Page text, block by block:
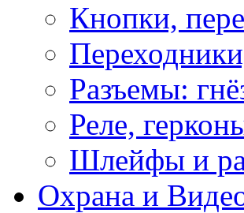
Кнопки,
Разъемы:
Реле,
Шлейфы и
Охрана и